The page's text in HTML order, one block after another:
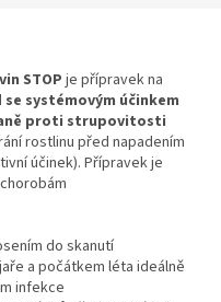
STOP je přípravek na
systémovým účinkem
proti strupovitosti
rostlinu před napadením
účinek). Přípravek je
do skanutí
a počátkem léta ideálně
infekce